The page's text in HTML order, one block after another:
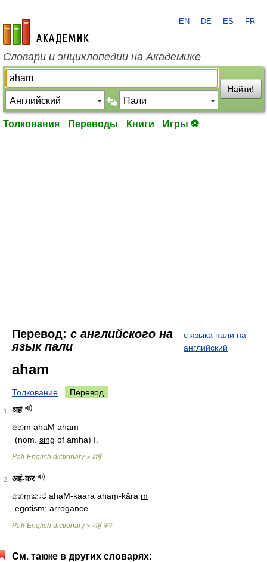
academic.ru
EN DE ES FR
Словари и энциклопедии на Академике
Найти!
Толкования Переводы Книги Игры ⚽
Перевод: с английского на
язык пали
с языка пали на
английский
aham
Толкование Перевод
1
अहं
අහṃ ahaM ahaṃ
(nom. sing of amha) I.
Pali-English dictionary> अहं
2
अहं-कर
අහṃ‍කාර ahaM-kaara ahaṃ-kāra m
egotism; arrogance.
Pali-English dictionary> अहं-कर
См. также в других словарях: